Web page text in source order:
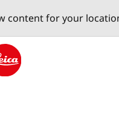
content for your